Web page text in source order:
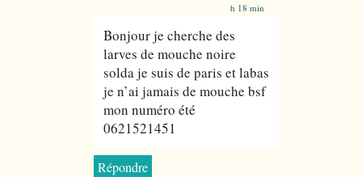
h 18 min
Bonjour je cherche des
larves de mouche noire
solda je suis de paris et labas
je n’ai jamais de mouche bsf
mon numéro été
0621521451
Répondre